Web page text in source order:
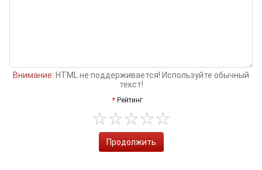
Внимание: HTML не поддерживается! Используйте обычный
текст!
Рейтинг
Продолжить